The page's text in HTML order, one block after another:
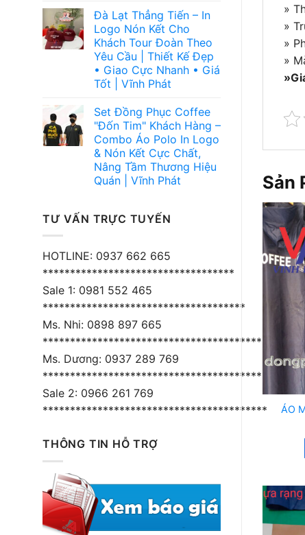
Đà Lạt Thẳng Tiến – In
Logo Nón Kết Cho
Khách Tour Đoàn Theo
Yêu Cầu | Thiết Kế Đẹp
• Giao Cực Nhanh • Giá
Tốt | Vĩnh Phát
Set Đồng Phục Coffee
"Đốn Tim" Khách Hàng –
Combo Áo Polo In Logo
& Nón Kết Cực Chất,
Nâng Tầm Thương Hiệu
Quán | Vĩnh Phát
TƯ VẤN TRỰC TUYẾN
HOTLINE: 0937 662 665
***********************************
Sale 1: 0981 552 465
*************************************
Ms. Nhi: 0898 897 665
****************************************
Ms. Dương: 0937 289 769
*****************************************
Sale 2: 0966 261 769
*****************************************
THÔNG TIN HỖ TRỢ
»
»
»
»
Sản
ÁO